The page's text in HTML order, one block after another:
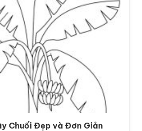
Chuối Đẹp và Đơn Giản